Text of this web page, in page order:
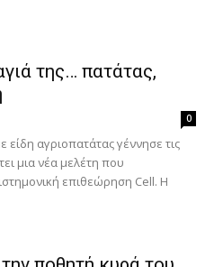
της… πατάτας,
0
αγριοπατάτας γέννησε τις
μια νέα μελέτη που
επιθεώρηση Cell. Η